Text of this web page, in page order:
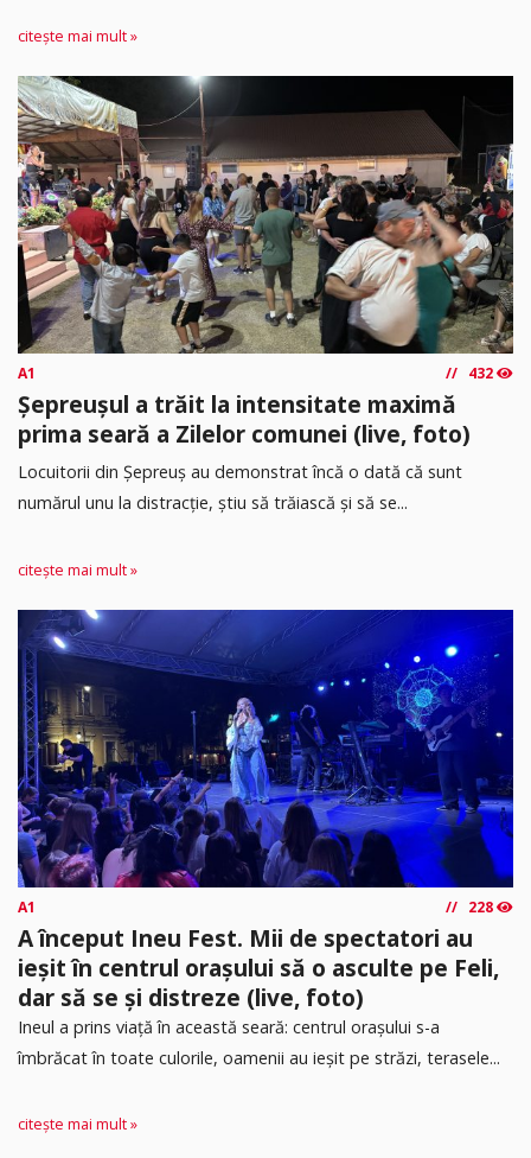
citește mai mult »
A1 432
Șepreușul a trăit la intensitate maximă
prima seară a Zilelor comunei (live, foto)
Locuitorii din Șepreuș au demonstrat încă o dată că sunt
numărul unu la distracție, știu să trăiască și să se...
citește mai mult »
A1 228
A început Ineu Fest. Mii de spectatori au
ieșit în centrul orașului să o asculte pe Feli,
dar să se și distreze (live, foto)
Ineul a prins viață în această seară: centrul orașului s-a
îmbrăcat în toate culorile, oamenii au ieșit pe străzi, terasele...
citește mai mult »